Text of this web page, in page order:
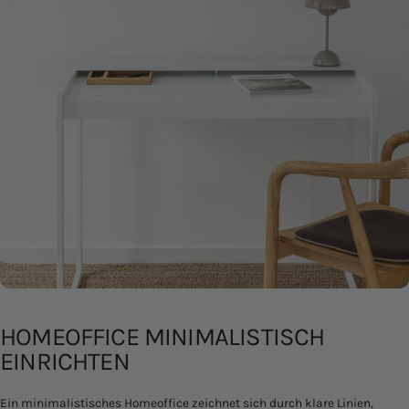
HOMEOFFICE MINIMALISTISCH
EINRICHTEN
Ein minimalistisches Homeoffice zeichnet sich durch klare Linien,